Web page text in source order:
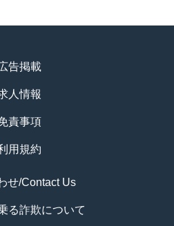
告掲載
人情報
責事項
用規約
せ/Contact Us
る詐欺について